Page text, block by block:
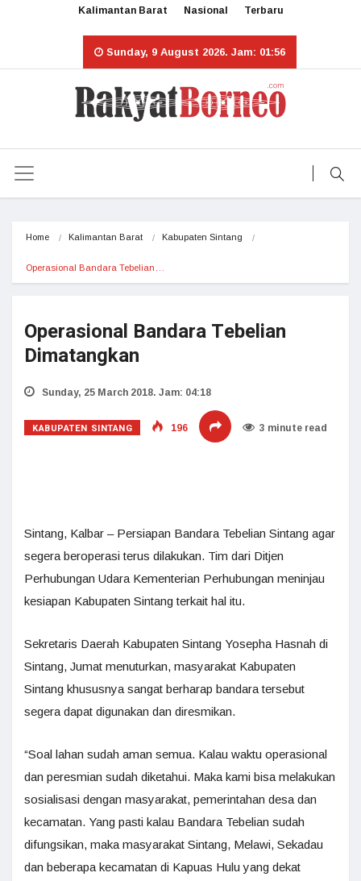
Kalimantan Barat Nasional Terbaru
Sunday, 9 August 2026. Jam: 01:56
Home Kalimantan Barat Kabupaten Sintang
Operasional Bandara Tebelian…
Operasional Bandara Tebelian
Dimatangkan
Sunday, 25 March 2018. Jam: 04:18
KABUPATEN SINTANG 196 3 minute read
Sintang, Kalbar – Persiapan Bandara Tebelian Sintang agar
segera beroperasi terus dilakukan. Tim dari Ditjen
Perhubungan Udara Kementerian Perhubungan meninjau
kesiapan Kabupaten Sintang terkait hal itu.
Sekretaris Daerah Kabupaten Sintang Yosepha Hasnah di
Sintang, Jumat menuturkan, masyarakat Kabupaten
Sintang khususnya sangat berharap bandara tersebut
segera dapat digunakan dan diresmikan.
“Soal lahan sudah aman semua. Kalau waktu operasional
dan peresmian sudah diketahui. Maka kami bisa melakukan
sosialisasi dengan masyarakat, pemerintahan desa dan
kecamatan. Yang pasti kalau Bandara Tebelian sudah
difungsikan, maka masyarakat Sintang, Melawi, Sekadau
dan beberapa kecamatan di Kapuas Hulu yang dekat